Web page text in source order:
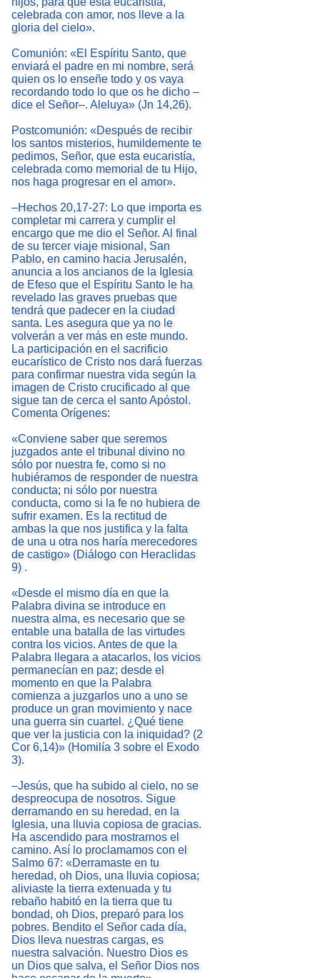
celebrada con amor, nos lleve a la
gloria del cielo».
Comunión: «El Espíritu Santo, que
enviará el padre en mi nombre, será
quien os lo enseñe todo y os vaya
recordando todo lo que os he dicho –
dice el Señor–. Aleluya» (Jn 14,26).
Postcomunión: «Después de recibir
los santos misterios, humildemente te
pedimos, Señor, que esta eucaristía,
celebrada como memorial de tu Hijo,
nos haga progresar en el amor».
–Hechos 20,17-27: Lo que importa es
completar mi carrera y cumplir el
encargo que me dio el Señor. Al final
de su tercer viaje misional, San
Pablo, en camino hacia Jerusalén,
anuncia a los ancianos de la Iglesia
de Efeso que el Espíritu Santo le ha
revelado las graves pruebas que
tendrá que padecer en la ciudad
santa. Les asegura que ya no le
volverán a ver más en este mundo.
La participación en el sacrificio
eucarístico de Cristo nos dará fuerzas
para confirmar nuestra vida según la
imagen de Cristo crucificado al que
sigue tan de cerca el santo Apóstol.
Comenta Orígenes:
«Conviene saber que seremos
juzgados ante el tribunal divino no
sólo por nuestra fe, como si no
hubiéramos de responder de nuestra
conducta; ni sólo por nuestra
conducta, como si la fe no hubiera de
sufrir examen. Es la rectitud de
ambas la que nos justifica y la falta
de una u otra nos haría merecedores
de castigo» (Diálogo con Heraclidas
9) .
«Desde el mismo día en que la
Palabra divina se introduce en
nuestra alma, es necesario que se
entable una batalla de las virtudes
contra los vicios. Antes de que la
Palabra llegara a atacarlos, los vicios
permanecían en paz; desde el
momento en que la Palabra
comienza a juzgarlos uno a uno se
produce un gran movimiento y nace
una guerra sin cuartel. ¿Qué tiene
que ver la justicia con la iniquidad? (2
Cor 6,14)» (Homilía 3 sobre el Exodo
3).
–Jesús, que ha subido al cielo, no se
despreocupa de nosotros. Sigue
derramando en su heredad, en la
Iglesia, una lluvia copiosa de gracias.
Ha ascendido para mostrarnos el
camino. Así lo proclamamos con el
Salmo 67: «Derramaste en tu
heredad, oh Dios, una lluvia copiosa;
aliviaste la tierra extenuada y tu
rebaño habitó en la tierra que tu
bondad, oh Dios, preparó para los
pobres. Bendito el Señor cada día,
Dios lleva nuestras cargas, es
nuestra salvación. Nuestro Dios es
un Dios que salva, el Señor Dios nos